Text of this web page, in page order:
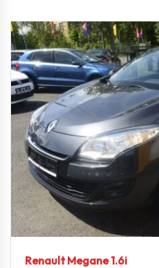
Renault Megane 1.6i